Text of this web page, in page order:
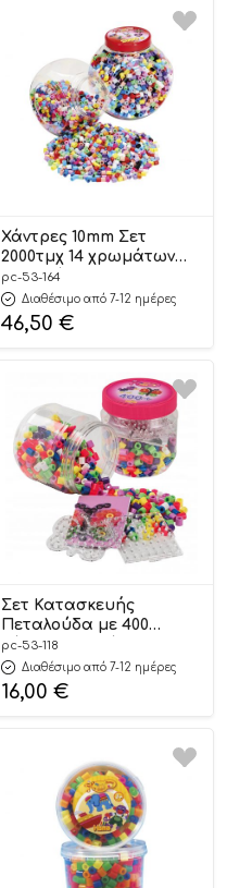
Χάντρες 10mm Σετ
2000τμχ 14 χρωμάτων
Αποχρώσεις Ροζ 53.164
3+ – Hama
pc-53-164
Διαθέσιμο από 7-12 ημέρες
46,50 €
Σετ Κατασκευής
Πεταλούδα με 400
Χάντρες σε Βάζο 10mm
53.118 3+ – Hama
pc-53-118
Διαθέσιμο από 7-12 ημέρες
16,00 €